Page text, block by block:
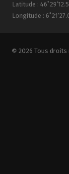
Latitude :
Longitude :
© 2026 Tous droits